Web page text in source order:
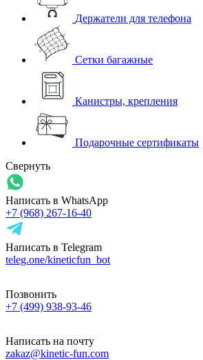
Держатели для телефона
Сетки багажные
Канистры, крепления
Подарочные сертификаты
Свернуть
Написать в WhatsApp
+7 (968) 267-16-40
Написать в Telegram
teleg.one/kineticfun_bot
Позвонить
+7 (499) 938-93-46
Написать на почту
zakaz@kinetic-fun.com